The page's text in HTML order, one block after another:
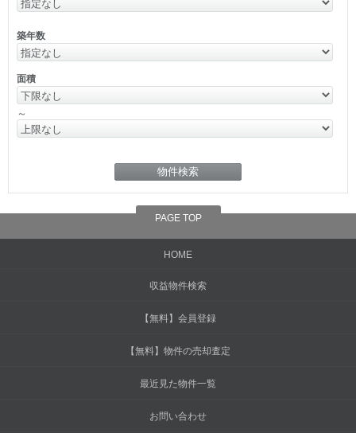
築年数
面積
～
PAGE TOP
HOME
収益物件検索
【無料】会員登録
【無料】物件の売却査定
最近見た物件一覧
お問い合わせ